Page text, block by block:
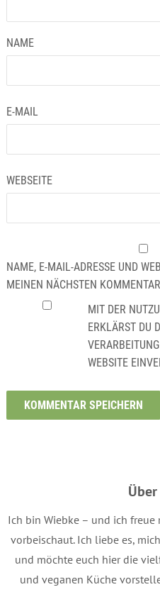
NAME
E-MAIL
WEBSEITE
NAME, E-MAIL-ADRESSE UND
MEINEN NÄCHSTEN
MIT DER
ERKLÄRST DU
WEBSITE
Ich bin Wiebke – und ich
vorbeischaut. Ich liebe es,
und möchte euch hier die
und veganen Küche